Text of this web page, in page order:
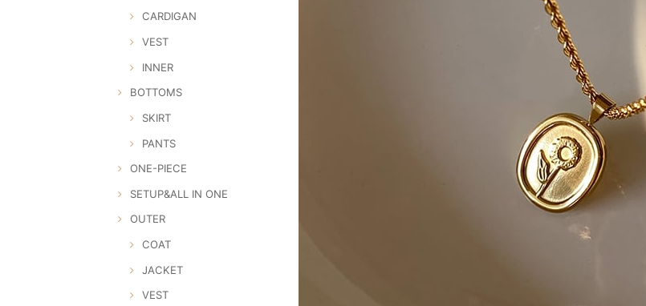
CARDIGAN
VEST
INNER
BOTTOMS
SKIRT
PANTS
ONE-PIECE
SETUP&ALL IN ONE
OUTER
COAT
JACKET
VEST